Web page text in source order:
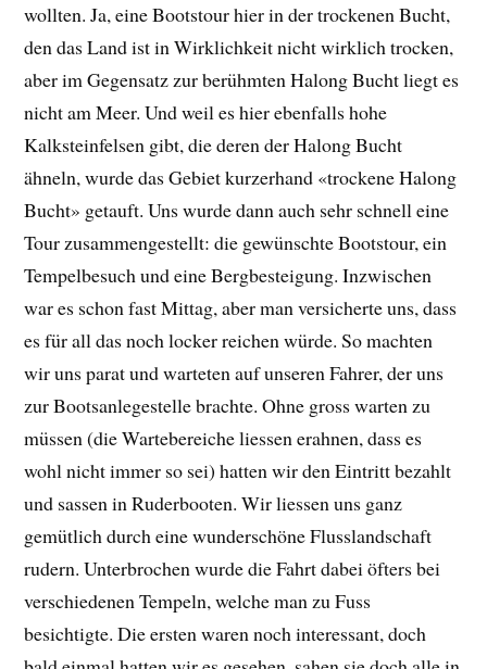
wollten. Ja, eine Bootstour hier in der trockenen Bucht,
den das Land ist in Wirklichkeit nicht wirklich trocken,
aber im Gegensatz zur berühmten Halong Bucht liegt es
nicht am Meer. Und weil es hier ebenfalls hohe
Kalksteinfelsen gibt, die deren der Halong Bucht
ähneln, wurde das Gebiet kurzerhand «trockene Halong
Bucht» getauft. Uns wurde dann auch sehr schnell eine
Tour zusammengestellt: die gewünschte Bootstour, ein
Tempelbesuch und eine Bergbesteigung. Inzwischen
war es schon fast Mittag, aber man versicherte uns, dass
es für all das noch locker reichen würde. So machten
wir uns parat und warteten auf unseren Fahrer, der uns
zur Bootsanlegestelle brachte. Ohne gross warten zu
müssen (die Wartebereiche liessen erahnen, dass es
wohl nicht immer so sei) hatten wir den Eintritt bezahlt
und sassen in Ruderbooten. Wir liessen uns ganz
gemütlich durch eine wunderschöne Flusslandschaft
rudern. Unterbrochen wurde die Fahrt dabei öfters bei
verschiedenen Tempeln, welche man zu Fuss
besichtigte. Die ersten waren noch interessant, doch